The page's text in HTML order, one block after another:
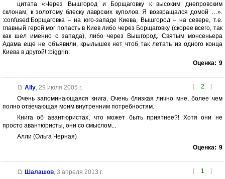
цитата «Через Вышгород и Борщаговку к высоким днепровским
склонам, к золотому блеску лаврских куполов. Я возвращался домой …».
:confused:Борщаговка – на юго-западе Киева, Вышгород – на севере, т.е.
главный герой мог попасть в Киев либо через Борщаговку (скорее всего, так
как шел именно с запада), либо через Вышгород. Святым монсеньера
Адама еще не объявили, крылышек нет чтоб так летать из одного конца
Киева в другой! :biggrin:
Оценка: 9
[ 2 ]
Ally, 29 июля 2005 г.
Очень запоминающаяся книга. Очень близкая лично мне, более чем
полно отвечающая моим внутренним потребностям.
Книга об авантюристах, что может быть приятнее?! Хотя они не
просто авантюристы, они со смыслом...
Алли (Ольга Черная)
Оценка: 9
[ 1 ]
Шалашов, 3 апреля 2013 г.